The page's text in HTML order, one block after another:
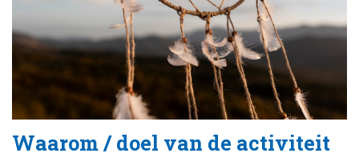
Waarom / doel van de activiteit